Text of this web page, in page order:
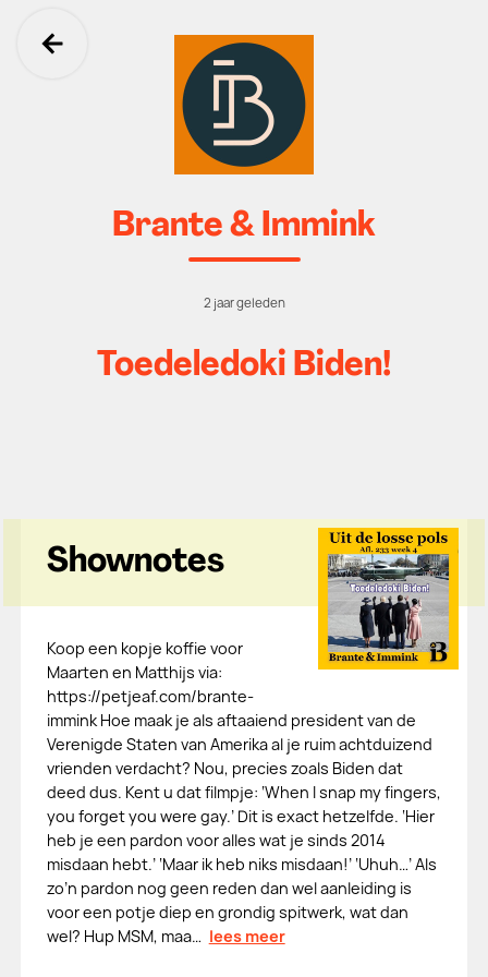
Ga terug
Brante & Immink
2 jaar geleden
Toedeledoki Biden!
Shownotes
Koop een kopje koffie voor
Maarten en Matthijs via:
https://petjeaf.com/brante-
immink Hoe maak je als aftaaiend president van de
Verenigde Staten van Amerika al je ruim achtduizend
vrienden verdacht? Nou, precies zoals Biden dat
deed dus. Kent u dat filmpje: ‘When I snap my fingers,
you forget you were gay.’ Dit is exact hetzelfde. ‘Hier
heb je een pardon voor alles wat je sinds 2014
misdaan hebt.’ ‘Maar ik heb niks misdaan!’ ‘Uhuh…’ Als
zo’n pardon nog geen reden dan wel aanleiding is
voor een potje diep en grondig spitwerk, wat dan
wel? Hup MSM, maa… lees meer